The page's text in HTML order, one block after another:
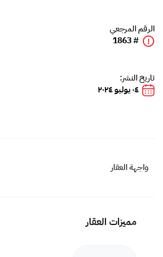
الرقم المرجعي
# 1863
تاريخ النشر:
٠٤ يوليو ٢٠٢٤
واجهة العقار
مميزات العقار